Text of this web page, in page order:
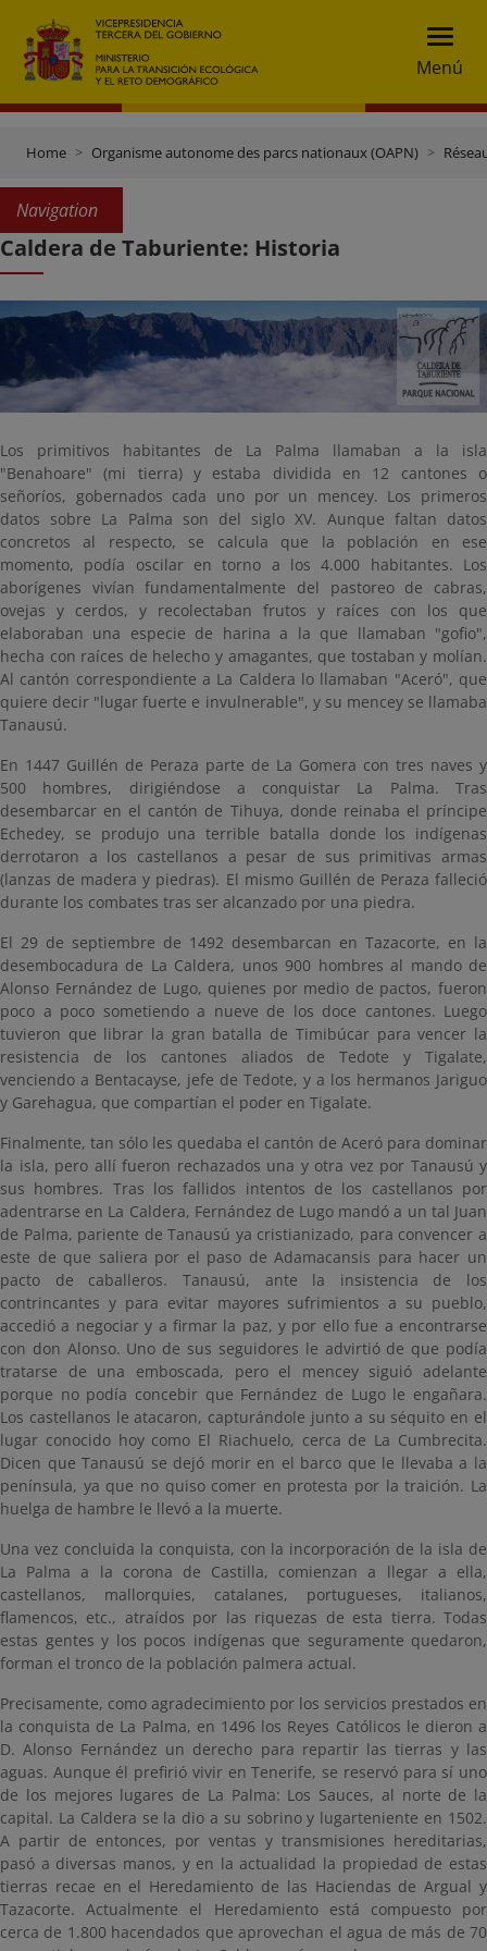
Menú
Home Organisme autonome des parcs nationaux (OAPN)
Navigation
Caldera de Taburiente: Historia
Los primitivos habitantes de La Palma llamaban a la isla
"Benahoare" (mi tierra) y estaba dividida en 12 cantones o
señoríos, gobernados cada uno por un mencey. Los primeros
datos sobre La Palma son del siglo XV. Aunque faltan datos
concretos al respecto, se calcula que la población en ese
momento, podía oscilar en torno a los 4.000 habitantes. Los
aborígenes vivían fundamentalmente del pastoreo de cabras,
ovejas y cerdos, y recolectaban frutos y raíces con los que
elaboraban una especie de harina a la que llamaban "gofio",
hecha con raíces de helecho y amagantes, que tostaban y molían.
Al cantón correspondiente a La Caldera lo llamaban "Aceró", que
quiere decir "lugar fuerte e invulnerable", y su mencey se llamaba
Tanausú.
En 1447 Guillén de Peraza parte de La Gomera con tres naves y
500 hombres, dirigiéndose a conquistar La Palma. Tras
desembarcar en el cantón de Tihuya, donde reinaba el príncipe
Echedey, se produjo una terrible batalla donde los indígenas
derrotaron a los castellanos a pesar de sus primitivas armas
(lanzas de madera y piedras). El mismo Guillén de Peraza falleció
durante los combates tras ser alcanzado por una piedra.
El 29 de septiembre de 1492 desembarcan en Tazacorte, en la
desembocadura de La Caldera, unos 900 hombres al mando de
Alonso Fernández de Lugo, quienes por medio de pactos, fueron
poco a poco sometiendo a nueve de los doce cantones. Luego
tuvieron que librar la gran batalla de Timibúcar para vencer la
resistencia de los cantones aliados de Tedote y Tigalate,
venciendo a Bentacayse, jefe de Tedote, y a los hermanos Jariguo
y Garehagua, que compartían el poder en Tigalate.
Finalmente, tan sólo les quedaba el cantón de Aceró para dominar
la isla, pero allí fueron rechazados una y otra vez por Tanausú y
sus hombres. Tras los fallidos intentos de los castellanos por
adentrarse en La Caldera, Fernández de Lugo mandó a un tal Juan
de Palma, pariente de Tanausú ya cristianizado, para convencer a
este de que saliera por el paso de Adamacansis para hacer un
pacto de caballeros. Tanausú, ante la insistencia de los
contrincantes y para evitar mayores sufrimientos a su pueblo,
accedió a negociar y a firmar la paz, y por ello fue a encontrarse
con don Alonso. Uno de sus seguidores le advirtió de que podía
tratarse de una emboscada, pero el mencey siguió adelante
porque no podía concebir que Fernández de Lugo le engañara.
Los castellanos le atacaron, capturándole junto a su séquito en el
lugar conocido hoy como El Riachuelo, cerca de La Cumbrecita.
Dicen que Tanausú se dejó morir en el barco que le llevaba a la
península, ya que no quiso comer en protesta por la traición. La
huelga de hambre le llevó a la muerte.
Una vez concluida la conquista, con la incorporación de la isla de
La Palma a la corona de Castilla, comienzan a llegar a ella,
castellanos, mallorquies, catalanes, portugueses, italianos,
flamencos, etc., atraídos por las riquezas de esta tierra. Todas
estas gentes y los pocos indígenas que seguramente quedaron,
forman el tronco de la población palmera actual.
Precisamente, como agradecimiento por los servicios prestados en
la conquista de La Palma, en 1496 los Reyes Católicos le dieron a
D. Alonso Fernández un derecho para repartir las tierras y las
aguas. Aunque él prefirió vivir en Tenerife, se reservó para sí uno
de los mejores lugares de La Palma: Los Sauces, al norte de la
capital. La Caldera se la dio a su sobrino y lugarteniente en 1502.
A partir de entonces, por ventas y transmisiones hereditarias,
pasó a diversas manos, y en la actualidad la propiedad de estas
tierras recae en el Heredamiento de las Haciendas de Argual y
Tazacorte. Actualmente el Heredamiento está compuesto por
cerca de 1.800 hacendados que aprovechan el agua de más de 70